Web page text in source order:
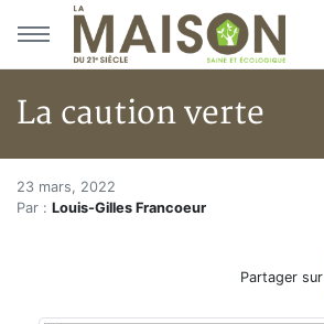
Aller au menu principal
Aller au contenu principal
La caution verte
Accueil
Articles
Développement personnel
La caution verte
23 mars, 2022
Par : Louis-Gilles Francoeur
Partager sur